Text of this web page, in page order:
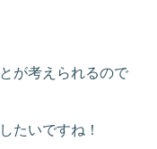
が考えられるので
たいですね！